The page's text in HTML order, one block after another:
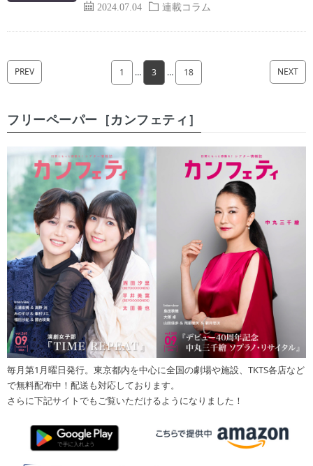
2024.07.04 連載コラム
PREV 1 … 3 … 18 NEXT
フリーペーパー［カンフェティ］
毎月第1月曜日発行。東京都内を中心に全国の劇場や施設、TKTS各店など
で無料配布中！配送も対応しております。
さらに下記サイトでもご覧いただけるようになりました！